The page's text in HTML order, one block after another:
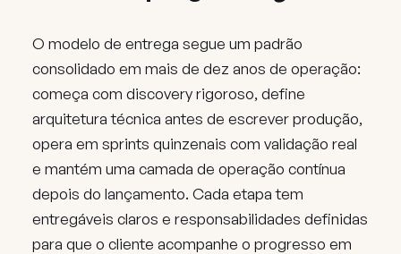
O modelo de entrega segue um padrão
consolidado em mais de dez anos de operação:
começa com discovery rigoroso, define
arquitetura técnica antes de escrever produção,
opera em sprints quinzenais com validação real
e mantém uma camada de operação contínua
depois do lançamento. Cada etapa tem
entregáveis claros e responsabilidades definidas
para que o cliente acompanhe o progresso em